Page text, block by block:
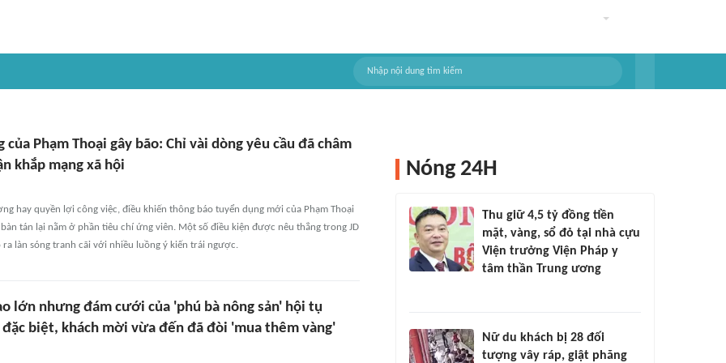
của Phạm Thoại gây bão: Chỉ vài dòng yêu cầu đã châm
khắp mạng xã hội
hay quyền lợi công việc, điều khiến thông báo tuyển dụng mới của Phạm Thoại
tán lại nằm ở phần tiêu chí ứng viên. Một số điều kiện được nêu thẳng trong JD
ra làn sóng tranh cãi với nhiều luồng ý kiến trái ngược.
lớn nhưng đám cưới của 'phú bà nông sản' hội tụ
biệt, khách mời vừa đến đã đòi 'mua thêm vàng'
Nóng 24H
Thu giữ 4,5 tỷ đồng tiền
mặt, vàng, sổ đỏ tại nhà cựu
Viện trưởng Viện Pháp y
tâm thần Trung ương
Nữ du khách bị 28 đối
tượng vây ráp, giật phăng